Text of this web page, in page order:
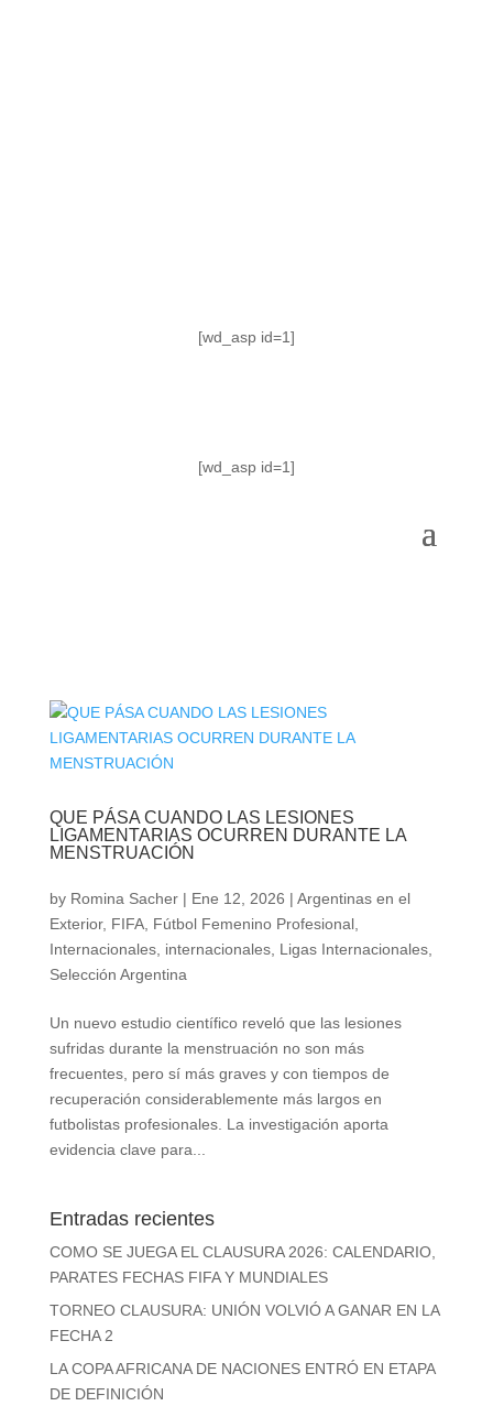
[wd_asp id=1]
[wd_asp id=1]
QUE PÁSA CUANDO LAS LESIONES
LIGAMENTARIAS OCURREN DURANTE LA
MENSTRUACIÓN
by Romina Sacher| Ene 12, 2026 | Argentinas en el
Exterior, FIFA, Fútbol Femenino Profesional,
Internacionales, internacionales, Ligas Internacionales,
Selección Argentina
Un nuevo estudio científico reveló que las lesiones
sufridas durante la menstruación no son más
frecuentes, pero sí más graves y con tiempos de
recuperación considerablemente más largos en
futbolistas profesionales. La investigación aporta
evidencia clave para...
Entradas recientes
COMO SE JUEGA EL CLAUSURA 2026: CALENDARIO,
PARATES FECHAS FIFA Y MUNDIALES
TORNEO CLAUSURA: UNIÓN VOLVIÓ A GANAR EN LA
FECHA 2
LA COPA AFRICANA DE NACIONES ENTRÓ EN ETAPA
DE DEFINICIÓN